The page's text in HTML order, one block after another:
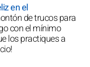
en el
de trucos para
con el mínimo
los practiques a